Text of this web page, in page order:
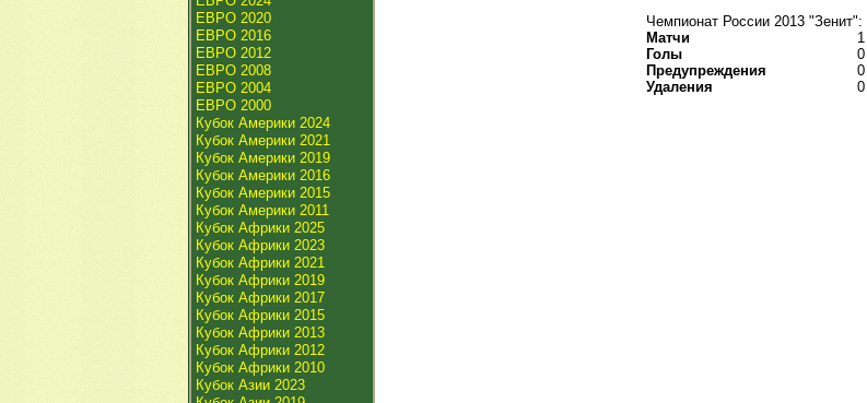
ЕВРО 2020
ЕВРО 2016
ЕВРО 2012
ЕВРО 2008
ЕВРО 2004
ЕВРО 2000
Кубок Америки 2024
Кубок Америки 2021
Кубок Америки 2019
Кубок Америки 2016
Кубок Америки 2015
Кубок Америки 2011
Кубок Африки 2025
Кубок Африки 2023
Кубок Африки 2021
Кубок Африки 2019
Кубок Африки 2017
Кубок Африки 2015
Кубок Африки 2013
Кубок Африки 2012
Кубок Африки 2010
Кубок Азии 2023
Чемпионат России 2013 "Зенит":
Матчи
1
Голы
0
Предупреждения
0
Удаления
0